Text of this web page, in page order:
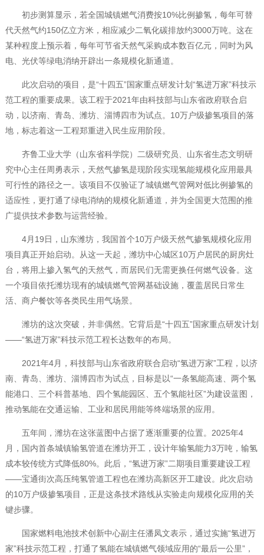
初步测算显示，若全国城镇燃气消费按10%比例掺氢，每年可替
代天然气约150亿立方米，相应减少二氧化碳排放约3000万吨。这在
某种程度上预示着，每年可节省天然气采购成本数百亿元，同时为风
电、光伏等绿电消纳开辟出一条规模化新通道。
此次启动的项目，是“十四五”国家重点研发计划“氢进万家”科技示
范工程的重要成果。该工程于2021年由科技部与山东省政府联合启
动，以济南、青岛、潍坊、淄博四市为试点。10万户级掺氢项目的落
地，标志着这一工程郑重进入民生应用阶段。
齐鲁工业大学（山东省科学院）二级研究员、山东省生态文明研
究中心主任周勇表示，天然气掺氢是现阶段实现氢能规模化应用最具
可行性的路径之一。该项目不仅验证了城镇燃气管网对低比例掺氢的
适应性，更打通了绿电消纳的规模化新通道，并为全国更大范围的推
广提供技术参数与运营经验。
4月19日，山东潍坊，我国首个10万户级天然气掺氢规模化应用
项目真正开始启动。从这一天起，潍坊中心城区10万户居民的厨房灶
台，将用上掺入氢气的天然气，而居民们无需更换任何燃气设备。这
一个项目依托潍坊现有的城镇燃气管网基础设施，覆盖居民日常生
活、商户餐饮等各类民生用气场景。
潍坊的这次突破，并非偶然。它背后是“十四五”国家重点研发计划
——“氢进万家”科技示范工程长达数年的布局。
2021年4月，科技部与山东省政府联合启动“氢进万家”工程，以济
南、青岛、潍坊、淄博四市为试点，目标是以“一条氢能高速、两个氢
能港口、三个科普基地、四个氢能园区、五个氢能社区”为建设蓝图，
推动氢能在交通运输、工业和居民用能等终端场景的应用。
五年间，潍坊在这张蓝图中占据了逐渐重要的位置。2025年4
月，国内首条城镇输氢管道在潍坊开工，设计年输氢能力3万吨，输氢
成本较传统方式降低80%。此后，“氢进万家”二期项目重要建设工程
——宝通街次高压纯氢管道工程也在潍坊高新区开工建设。此次启动
的10万户级掺氢项目，正是这条技术路线从实验走向规模化应用的关
键步骤。
国家燃料电池技术创新中心副主任潘凤文表示，通过实施“氢进万
家”科技示范工程，打通了氢能在城镇燃气领域应用的“最后一公里”，